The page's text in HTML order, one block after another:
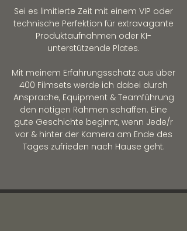
Sei es limitierte Zeit mit einem VIP oder
technische Perfektion für extravagante
Produktaufnahmen oder KI-
unterstützende Plates.
Mit meinem Erfahrungsschatz aus über
400 Filmsets werde ich dabei durch
Ansprache, Equipment & Teamführung
den nötigen Rahmen schaffen. Eine
gute Geschichte beginnt, wenn Jede/r
vor & hinter der Kamera am Ende des
Tages zufrieden nach Hause geht.